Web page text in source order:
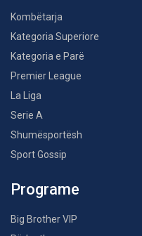
Kombëtarja
Kategoria Superiore
Kategoria e Parë
Premier League
La Liga
Serie A
Shumësportësh
Sport Gossip
Programe
Big Brother VIP